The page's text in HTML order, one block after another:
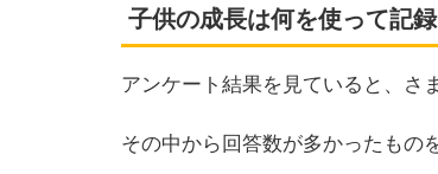
子供の成長は何を使って記
アンケート結果を見ていると、さ
その中から回答数が多かったもの